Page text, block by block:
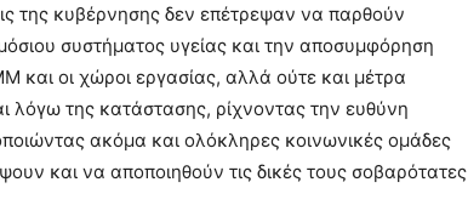
της κυβέρνησης δεν επέτρεψαν να παρθούν
συστήματος υγείας και την αποσυμφόρηση
οι χώροι εργασίας, αλλά ούτε και μέτρα
λόγω της κατάστασης, ρίχνοντας την ευθύνη
ακόμα και ολόκληρες κοινωνικές ομάδες
και να αποποιηθούν τις δικές τους σοβαρότατες